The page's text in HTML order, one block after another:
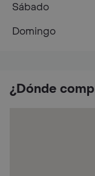
¿Dónde
Sábado
Domingo